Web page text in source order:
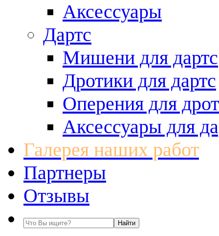
Аксессуары
Дартс
Мишени для дартс
Дротики для дартс
Оперения для
Аксессуары для
Галерея наших работ
Партнеры
Отзывы